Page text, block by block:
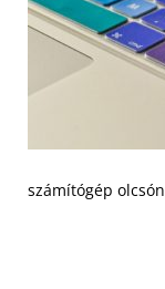
számítógép olcsón